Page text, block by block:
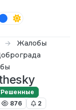
Жалобы
Решенные
876 2